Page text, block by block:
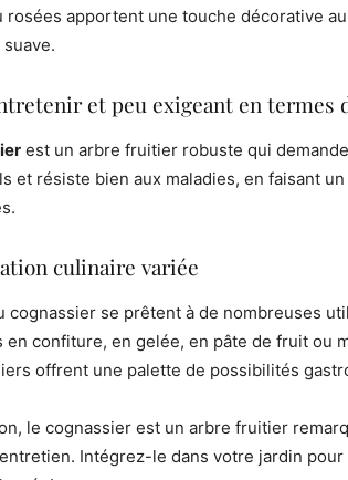
rosées apportent une touche décorative
et peu exigeant en termes
est un arbre fruitier robuste qui
et résiste bien aux maladies, en faisant
culinaire variée
cognassier se prêtent à de nombreuses
en confiture, en gelée, en pâte de fruit ou
offrent une palette de possibilités
le cognassier est un arbre fruitier
Intégrez-le dans votre jardin